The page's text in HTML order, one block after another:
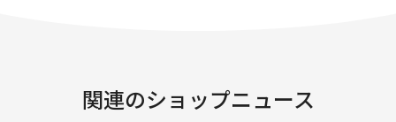
関連のショップニュース